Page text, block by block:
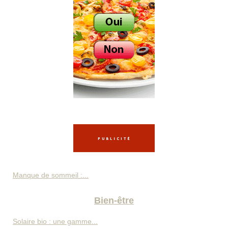
Manque de sommeil :...
Bien-être
Solaire bio : une gamme...